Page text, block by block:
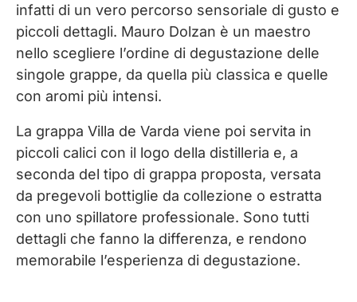
infatti di un vero percorso sensoriale di gusto e
piccoli dettagli. Mauro Dolzan è un maestro
nello scegliere l’ordine di degustazione delle
singole grappe, da quella più classica e quelle
con aromi più intensi.
La grappa Villa de Varda viene poi servita in
piccoli calici con il logo della distilleria e, a
seconda del tipo di grappa proposta, versata
da pregevoli bottiglie da collezione o estratta
con uno spillatore professionale. Sono tutti
dettagli che fanno la differenza, e rendono
memorabile l’esperienza di degustazione.